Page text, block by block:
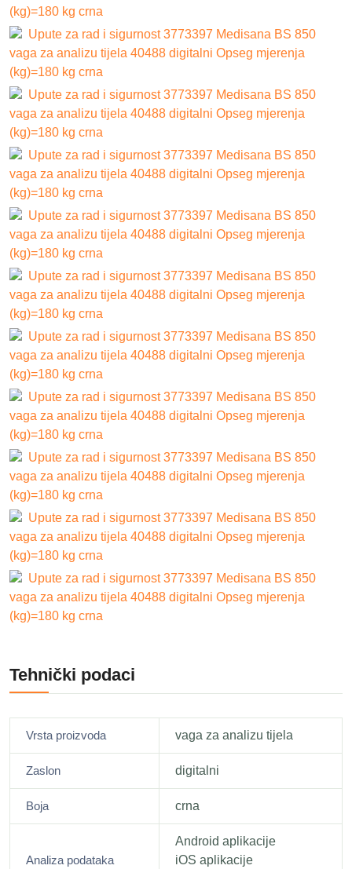
(kg)=180 kg crna
Upute za rad i sigurnost 3773397 Medisana BS 850
vaga za analizu tijela 40488 digitalni Opseg mjerenja
(kg)=180 kg crna
Upute za rad i sigurnost 3773397 Medisana BS 850
vaga za analizu tijela 40488 digitalni Opseg mjerenja
(kg)=180 kg crna
Upute za rad i sigurnost 3773397 Medisana BS 850
vaga za analizu tijela 40488 digitalni Opseg mjerenja
(kg)=180 kg crna
Upute za rad i sigurnost 3773397 Medisana BS 850
vaga za analizu tijela 40488 digitalni Opseg mjerenja
(kg)=180 kg crna
Upute za rad i sigurnost 3773397 Medisana BS 850
vaga za analizu tijela 40488 digitalni Opseg mjerenja
(kg)=180 kg crna
Upute za rad i sigurnost 3773397 Medisana BS 850
vaga za analizu tijela 40488 digitalni Opseg mjerenja
(kg)=180 kg crna
Upute za rad i sigurnost 3773397 Medisana BS 850
vaga za analizu tijela 40488 digitalni Opseg mjerenja
(kg)=180 kg crna
Upute za rad i sigurnost 3773397 Medisana BS 850
vaga za analizu tijela 40488 digitalni Opseg mjerenja
(kg)=180 kg crna
Upute za rad i sigurnost 3773397 Medisana BS 850
vaga za analizu tijela 40488 digitalni Opseg mjerenja
(kg)=180 kg crna
Upute za rad i sigurnost 3773397 Medisana BS 850
vaga za analizu tijela 40488 digitalni Opseg mjerenja
(kg)=180 kg crna
Tehnički podaci
Vrsta proizvoda vaga za analizu tijela
Zaslon digitalni
Boja crna
Analiza podataka
Android aplikacije
iOS aplikacije